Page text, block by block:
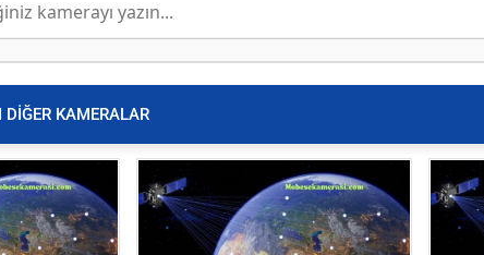
DİĞER KAMERALAR